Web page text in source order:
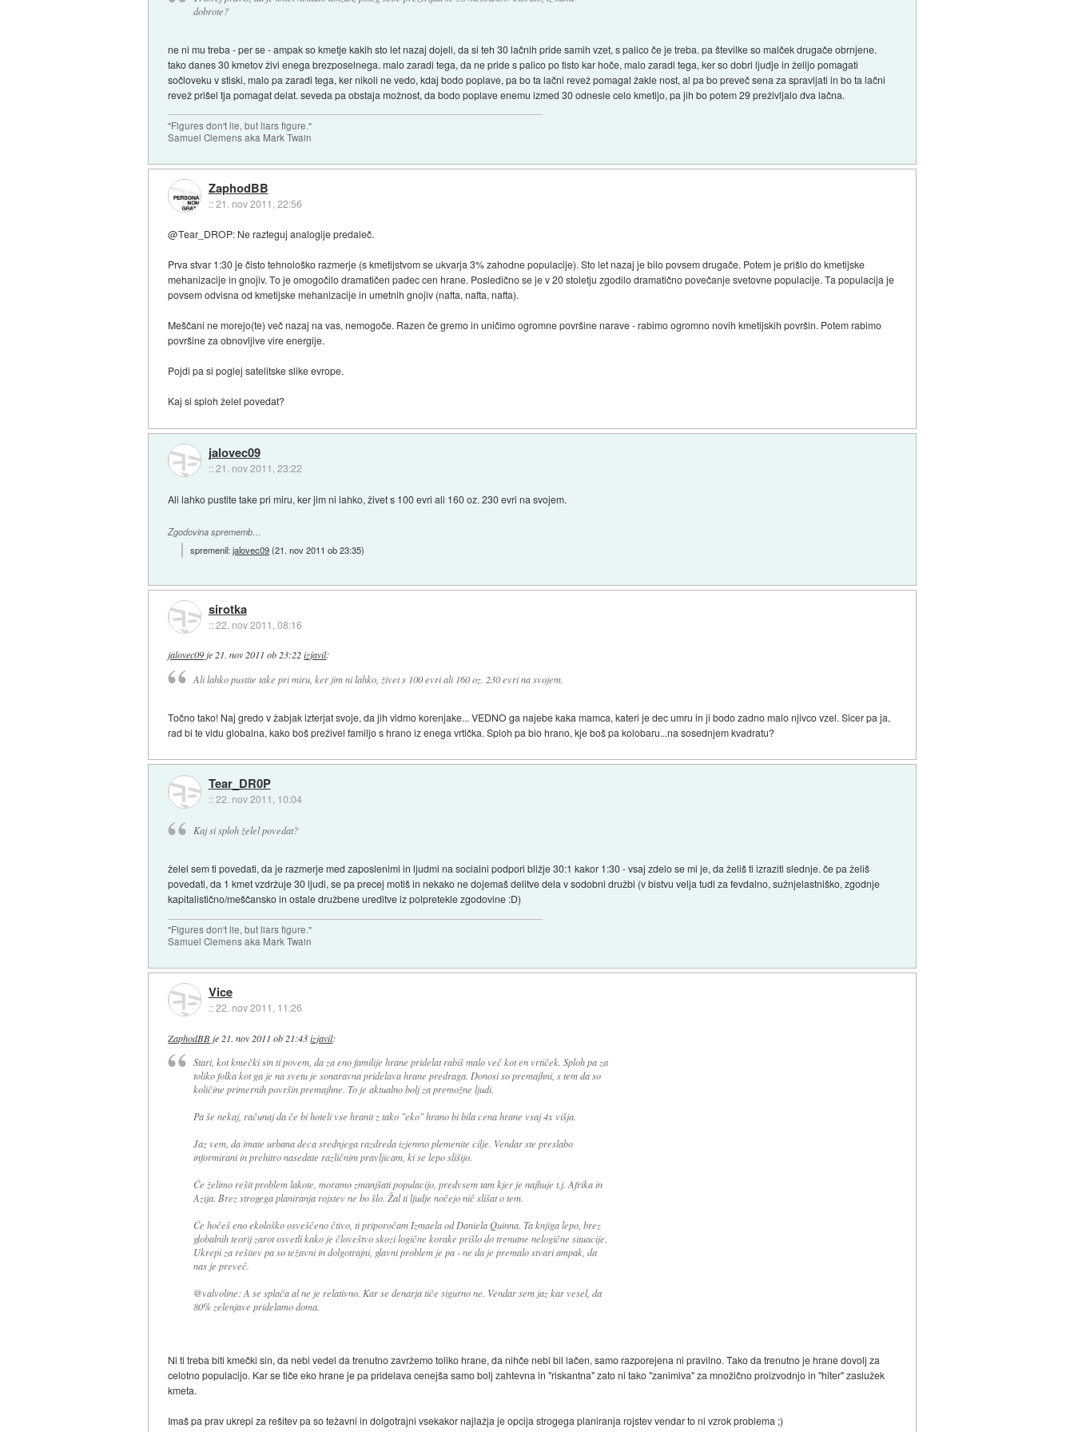
dobrote?
ne ni mu treba - per se - ampak so kmetje kakih sto let nazaj dojeli, da si teh 30 lačnih pride samih vzet, s palico če je treba. pa številke so malček drugače obrnjene.
tako danes 30 kmetov živi enega brezposelnega. malo zaradi tega, da ne pride s palico po tisto kar hoče, malo zaradi tega, ker so dobri ljudje in želijo pomagati
sočloveku v stiski, malo pa zaradi tega, ker nikoli ne vedo, kdaj bodo poplave, pa bo ta lačni revež pomagal žakle nost, al pa bo preveč sena za spravljati in bo ta lačni
revež prišel tja pomagat delat. seveda pa obstaja možnost, da bodo poplave enemu izmed 30 odnesle celo kmetijo, pa jih bo potem 29 preživljalo dva lačna.
"Figures don't lie, but liars figure."
Samuel Clemens aka Mark Twain
ZaphodBB
::21. nov 2011, 22:56
@Tear_DROP: Ne razteguj analogije predaleč.
Prva stvar 1:30 je čisto tehnološko razmerje (s kmetijstvom se ukvarja 3% zahodne populacije). Sto let nazaj je bilo povsem drugače. Potem je prišlo do kmetijske
mehanizacije in gnojiv. To je omogočilo dramatičen padec cen hrane. Posledično se je v 20 stoletju zgodilo dramatično povečanje svetovne populacije. Ta populacija je
povsem odvisna od kmetijske mehanizacije in umetnih gnojiv (nafta, nafta, nafta).
Meščani ne morejo(te) več nazaj na vas, nemogoče. Razen če gremo in uničimo ogromne površine narave - rabimo ogromno novih kmetijskih površin. Potem rabimo
površine za obnovljive vire energije.
Pojdi pa si poglej satelitske slike evrope.
Kaj si sploh želel povedat?
jalovec09
::21. nov 2011, 23:22
Ali lahko pustite take pri miru, ker jim ni lahko, živet s 100 evri ali 160 oz. 230 evri na svojem.
Zgodovina sprememb…
spremenil:jalovec09(21. nov 2011 ob 23:35)
sirotka
::22. nov 2011, 08:16
jalovec09je21. nov 2011 ob 23:22 izjavil:
Ali lahko pustite take pri miru, ker jim ni lahko, živet s 100 evri ali 160 oz. 230 evri na svojem.
Točno tako! Naj gredo v žabjak izterjat svoje, da jih vidmo korenjake... VEDNO ga najebe kaka mamca, kateri je dec umru in ji bodo zadno malo njivco vzel. Sicer pa ja,
rad bi te vidu globalna, kako boš preživel familjo s hrano iz enega vrtička. Sploh pa bio hrano, kje boš pa kolobaru...na sosednjem kvadratu?
Tear_DR0P
::22. nov 2011, 10:04
Kaj si sploh želel povedat?
želel sem ti povedati, da je razmerje med zaposlenimi in ljudmi na socialni podpori bližje 30:1 kakor 1:30 - vsaj zdelo se mi je, da želiš ti izraziti slednje. če pa želiš
povedati, da 1 kmet vzdržuje 30 ljudi, se pa precej motiš in nekako ne dojemaš delitve dela v sodobni družbi (v bistvu velja tudi za fevdalno, sužnjelastniško, zgodnje
kapitalistično/meščansko in ostale družbene ureditve iz polpretekle zgodovine :D)
"Figures don't lie, but liars figure."
Samuel Clemens aka Mark Twain
Vice
::22. nov 2011, 11:26
ZaphodBB je 21. nov 2011 ob 21:43 izjavil:
Stari, kot kmečki sin ti povem, da za eno familije hrane pridelat rabiš malo več kot en vrtiček. Sploh pa za
toliko folka kot ga je na svetu je sonaravna pridelava hrane predraga. Donosi so premajhni, s tem da so
količine primernih površin premajhne. To je aktualno bolj za premožne ljudi.
Pa še nekaj, računaj da če bi hoteli vse hranit z tako "eko" hrano bi bila cena hrane vsaj 4x višja.
Jaz vem, da imate urbana deca srednjega razdreda izjemno plemenite cilje. Vendar ste preslabo
informirani in prehitro nasedate različnim pravljicam, ki se lepo slišijo.
Če želimo rešit problem lakote, moramo zmanjšati populacijo, predvsem tam kjer je najhuje t.j. Afrika in
Azija. Brez strogega planiranja rojstev ne bo šlo. Žal ti ljudje nočejo nič slišat o tem.
Če hočeš eno ekološko osveščeno čtivo, ti priporočam Izmaela od Daniela Quinna. Ta knjiga lepo, brez
globalnih teorij zarot osvetli kako je človeštvo skozi logične korake prišlo do trenutne nelogične situacije.
Ukrepi za rešitev pa so težavni in dolgotrajni, glavni problem je pa - ne da je premalo stvari ampak, da
nas je preveč.
@valvoline: A se splača al ne je relativno. Kar se denarja tiče sigurno ne. Vendar sem jaz kar vesel, da
80% zelenjave pridelamo doma.
Ni ti treba biti kmečki sin, da nebi vedel da trenutno zavržemo toliko hrane, da nihče nebi bil lačen, samo razporejena ni pravilno. Tako da trenutno je hrane dovolj za
celotno populacijo. Kar se tiče eko hrane je pa pridelava cenejša samo bolj zahtevna in "riskantna" zato ni tako "zanimiva" za množično proizvodnjo in "hiter" zaslužek
kmeta.
Imaš pa prav ukrepi za rešitev pa so težavni in dolgotrajni vsekakor najlažja je opcija strogega planiranja rojstev vendar to ni vzrok problema ;)